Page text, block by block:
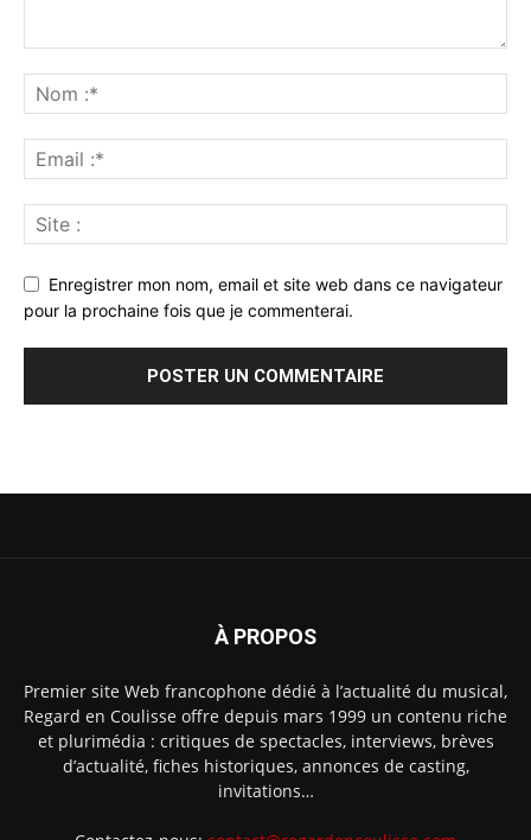
Enregistrer mon nom, email et site web dans ce navigateur
pour la prochaine fois que je commenterai.
À PROPOS
Premier site Web francophone dédié à l’actualité du musical,
Regard en Coulisse offre depuis mars 1999 un contenu riche
et plurimédia : critiques de spectacles, interviews, brèves
d’actualité, fiches historiques, annonces de casting,
invitations…